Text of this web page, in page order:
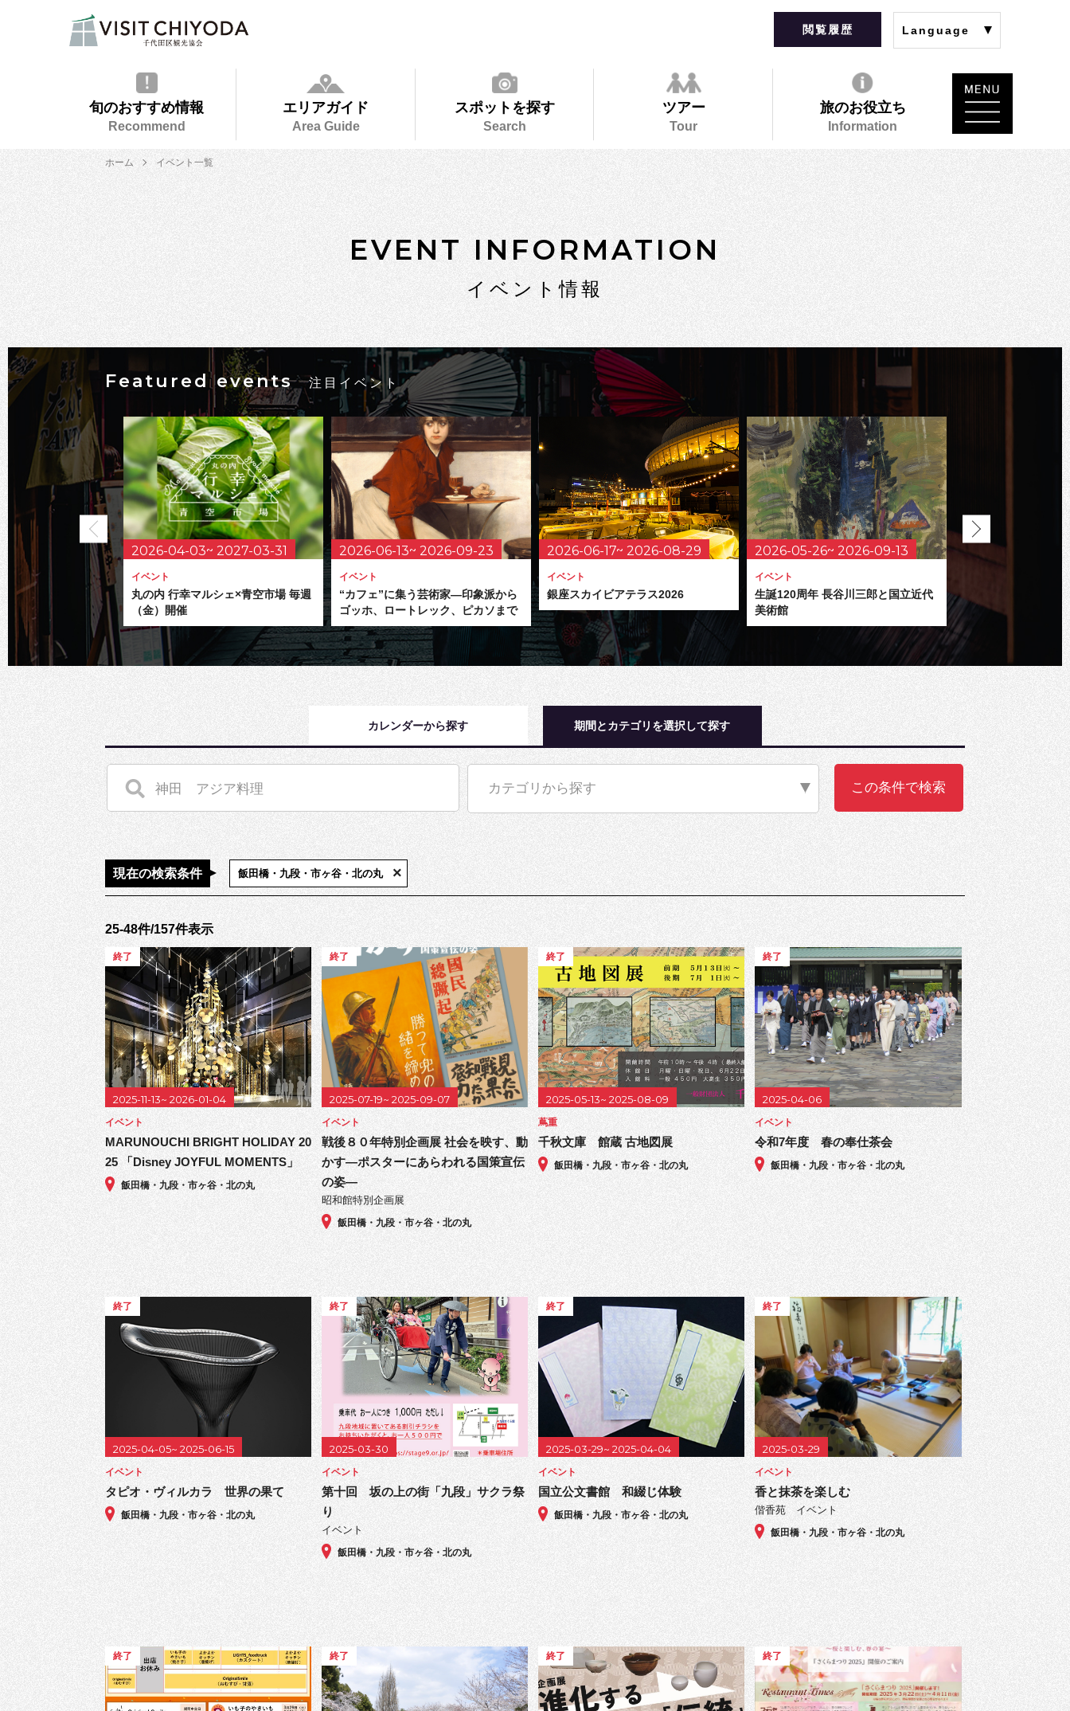
閲覧履歴 Language
旬のおすすめ情報
Recommend
エリアガイド
Area Guide
スポットを探す
Search
ツアー
Tour
旅のお役立ち
Information
ホーム イベント一覧
EVENT INFORMATION
イベント情報
Featured events 注目イベント
2026-04-03~ 2027-03-31
イベント
丸の内 行幸マルシェ×青空市場 毎週
（金）開催
2026-06-13~ 2026-09-23
イベント
“カフェ”に集う芸術家―印象派から
ゴッホ、ロートレック、ピカソまで
2026-06-17~ 2026-08-29
イベント
銀座スカイビアテラス2026
2026-05-26~ 2026-09-13
イベント
生誕120周年 長谷川三郎と国立近代
美術館
2026-07-24~
ルノウチ サマー フ
カレンダーから探す 期間とカテゴリを選択して探す
カテゴリから探す
現在の検索条件 飯田橋・九段・市ヶ谷・北の丸 ×
25-48件/157件表示
終了
2025-11-13~ 2026-01-04
イベント
MARUNOUCHI BRIGHT HOLIDAY 20
25 「Disney JOYFUL MOMENTS」
飯田橋・九段・市ヶ谷・北の丸
終了
2025-07-19~ 2025-09-07
イベント
戦後８０年特別企画展 社会を映す、動
かす―ポスターにあらわれる国策宣伝
の姿―
昭和館特別企画展
飯田橋・九段・市ヶ谷・北の丸
終了
2025-05-13~ 2025-08-09
蔦重
千秋文庫 館蔵 古地図展
飯田橋・九段・市ヶ谷・北の丸
終了
2025-04-06
イベント
令和7年度 春の奉仕茶会
飯田橋・九段・市ヶ谷・北の丸
終了
2025-04-05~ 2025-06-15
イベント
タピオ・ヴィルカラ 世界の果て
飯田橋・九段・市ヶ谷・北の丸
終了
2025-03-30
イベント
第十回 坂の上の街「九段」サクラ祭
り
イベント
飯田橋・九段・市ヶ谷・北の丸
終了
2025-03-29~ 2025-04-04
イベント
国立公文書館 和綴じ体験
飯田橋・九段・市ヶ谷・北の丸
終了
2025-03-29
イベント
香と抹茶を楽しむ
偕香苑 イベント
飯田橋・九段・市ヶ谷・北の丸
終了 終了 終了 終了